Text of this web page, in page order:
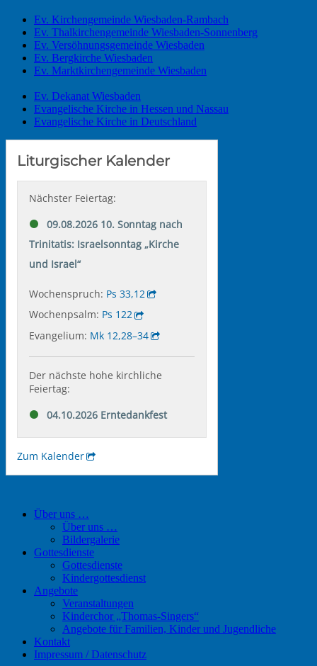
Ev. Kirchengemeinde Wiesbaden-Rambach
Ev. Thalkirchengemeinde Wiesbaden-Sonnenberg
Ev. Versöhnungsgemeinde Wiesbaden
Ev. Bergkirche Wiesbaden
Ev. Marktkirchengemeinde Wiesbaden
Ev. Dekanat Wiesbaden
Evangelische Kirche in Hessen und Nassau
Evangelische Kirche in Deutschland
Über uns …
Über uns …
Bildergalerie
Gottesdienste
Gottesdienste
Kindergottesdienst
Angebote
Veranstaltungen
Kinderchor „Thomas-Singers“
Angebote für Familien, Kinder und Jugendliche
Kontakt
Impressum / Datenschutz